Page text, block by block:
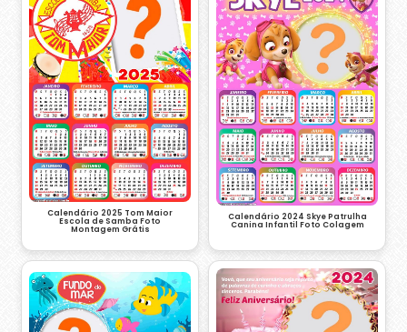
Calendário 2025 Tom Maior
Escola de Samba Foto
Montagem Grátis
Calendário 2024 Skye Patrulha
Canina Infantil Foto Colagem